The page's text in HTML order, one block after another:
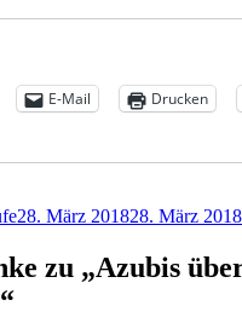
E-Mail Drucken
28. März 201828. März 2018
zu „Azubis